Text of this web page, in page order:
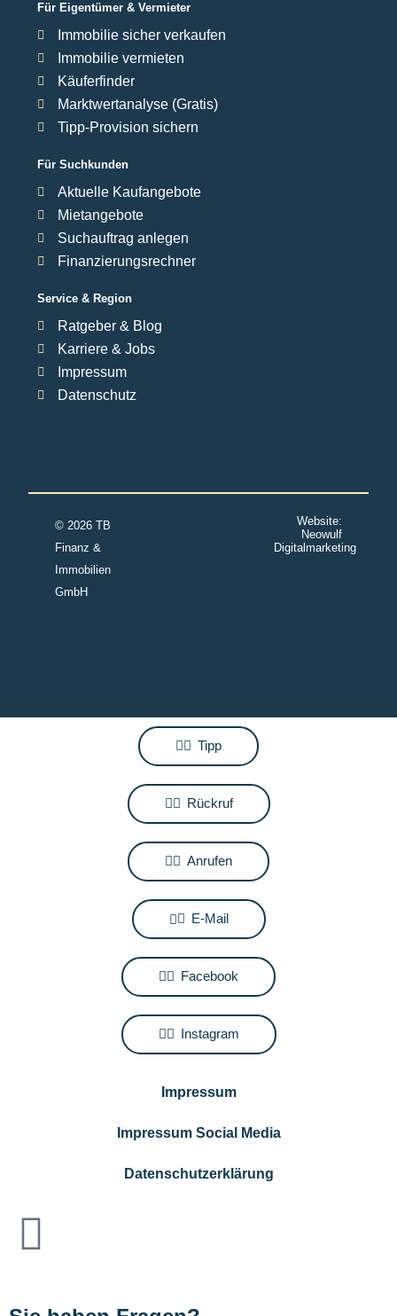
Für Eigentümer & Vermieter
Immobilie sicher verkaufen
Immobilie vermieten
Käuferfinder
Marktwertanalyse (Gratis)
Tipp-Provision sichern
Für Suchkunden
Aktuelle Kaufangebote
Mietangebote
Suchauftrag anlegen
Finanzierungsrechner
Service & Region
Ratgeber & Blog
Karriere & Jobs
Impressum
Datenschutz
© 2026 TB
Finanz &
Immobilien
GmbH
Website:
Neowulf
Digitalmarketing
Tipp
Rückruf
Anrufen
E-Mail
Facebook
Instagram
Impressum
Impressum Social Media
Datenschutzerklärung